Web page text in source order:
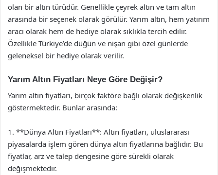
olan bir altın türüdür. Genellikle çeyrek altın ve tam altın
arasında bir seçenek olarak görülür. Yarım altın, hem yatırım
aracı olarak hem de hediye olarak sıklıkla tercih edilir.
Özellikle Türkiye’de düğün ve nişan gibi özel günlerde
geleneksel bir hediye olarak verilir.
Yarım Altın Fiyatları Neye Göre Değişir?
Yarım altın fiyatları, birçok faktöre bağlı olarak değişkenlik
göstermektedir. Bunlar arasında:
1. **Dünya Altın Fiyatları**: Altın fiyatları, uluslararası
piyasalarda işlem gören dünya altın fiyatlarına bağlıdır. Bu
fiyatlar, arz ve talep dengesine göre sürekli olarak
değişmektedir.